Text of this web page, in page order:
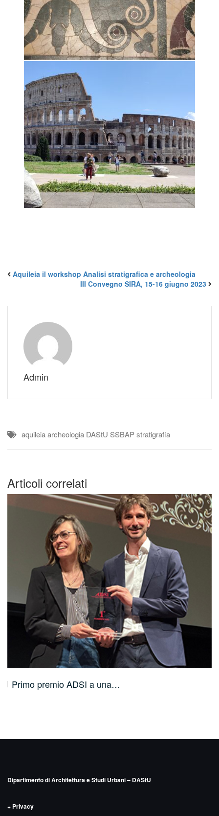
Aquileia il workshop Analisi stratigrafica e archeologia
III Convegno SIRA, 15-16 giugno 2023
Admin
aquileiaarcheologia DAStU SSBAPstratigrafia
Articoli correlati
Amedeo Bellini intervistato da Annunziata…
Dipartimento di Architettura e Studi Urbani – DAStU
+ Privacy